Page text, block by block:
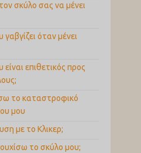
σκύλο σας να μένει
γαβγίζει όταν μένει
είναι επιθετικός προς
το καταστροφικό
μου
με το Κλικερ;
το σκύλο μου;